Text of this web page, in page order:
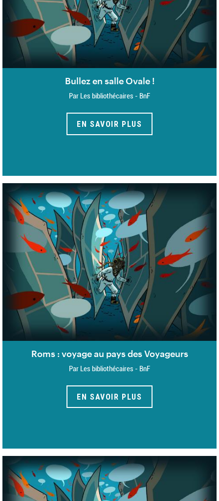
Bullez en salle Ovale !
Par Les bibliothécaires - BnF
EN SAVOIR PLUS
Roms : voyage au pays des Voyageurs
Par Les bibliothécaires - BnF
EN SAVOIR PLUS